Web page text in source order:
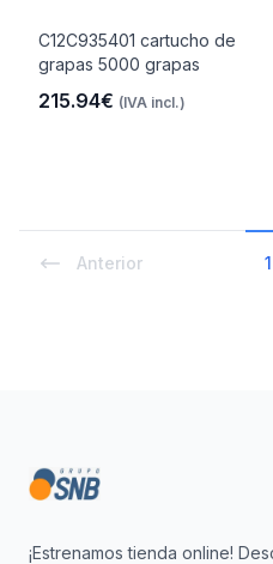
C12C935401 cartucho de
grapas 5000 grapas
215.94€ (IVA incl.)
Anterior 1
¡Estrenamos tienda online!